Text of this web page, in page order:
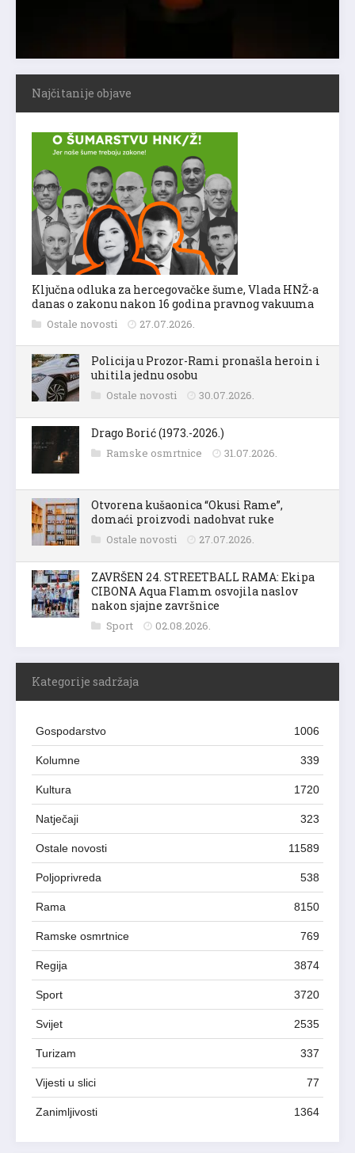
Najčitanije objave
Ključna odluka za hercegovačke šume, Vlada HNŽ-a
danas o zakonu nakon 16 godina pravnog vakuuma
Ostale novosti 27.07.2026.
Policija u Prozor-Rami pronašla heroin i
uhitila jednu osobu
Ostale novosti 30.07.2026.
Drago Borić (1973.-2026.)
Ramske osmrtnice 31.07.2026.
Otvorena kušaonica “Okusi Rame”,
domaći proizvodi nadohvat ruke
Ostale novosti 27.07.2026.
ZAVRŠEN 24. STREETBALL RAMA: Ekipa
CIBONA Aqua Flamm osvojila naslov
nakon sjajne završnice
Sport 02.08.2026.
Kategorije sadržaja
Gospodarstvo 1006
Kolumne 339
Kultura 1720
Natječaji 323
Ostale novosti 11589
Poljoprivreda 538
Rama 8150
Ramske osmrtnice 769
Regija 3874
Sport 3720
Svijet 2535
Turizam 337
Vijesti u slici 77
Zanimljivosti 1364